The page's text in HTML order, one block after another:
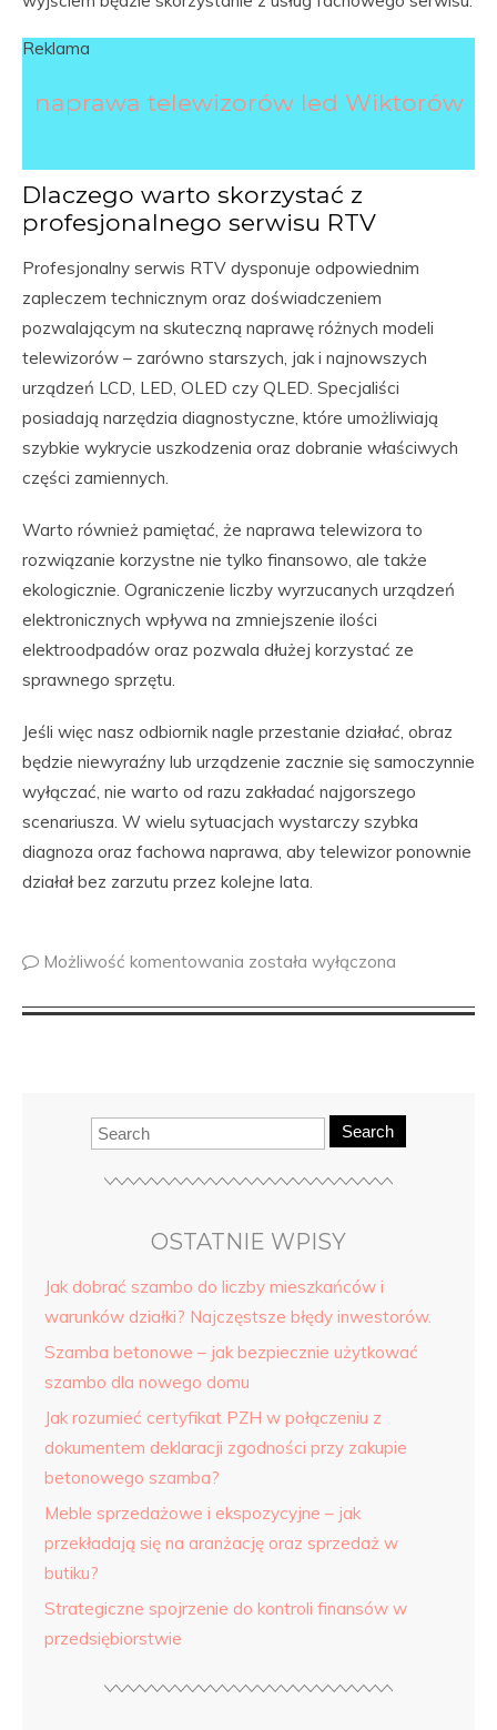
Reklama
naprawa telewizorów led Wiktorów
Dlaczego warto skorzystać z
profesjonalnego serwisu RTV
Profesjonalny serwis RTV dysponuje odpowiednim
zapleczem technicznym oraz doświadczeniem
pozwalającym na skuteczną naprawę różnych modeli
telewizorów – zarówno starszych, jak i najnowszych
urządzeń LCD, LED, OLED czy QLED. Specjaliści
posiadają narzędzia diagnostyczne, które umożliwiają
szybkie wykrycie uszkodzenia oraz dobranie właściwych
części zamiennych.
Warto również pamiętać, że naprawa telewizora to
rozwiązanie korzystne nie tylko finansowo, ale także
ekologicznie. Ograniczenie liczby wyrzucanych urządzeń
elektronicznych wpływa na zmniejszenie ilości
elektroodpadów oraz pozwala dłużej korzystać ze
sprawnego sprzętu.
Jeśli więc nasz odbiornik nagle przestanie działać, obraz
będzie niewyraźny lub urządzenie zacznie się samoczynnie
wyłączać, nie warto od razu zakładać najgorszego
scenariusza. W wielu sytuacjach wystarczy szybka
diagnoza oraz fachowa naprawa, aby telewizor ponownie
działał bez zarzutu przez kolejne lata.
Możliwość komentowania została wyłączona
Search
OSTATNIE WPISY
Jak dobrać szambo do liczby mieszkańców i
warunków działki? Najczęstsze błędy inwestorów.
Szamba betonowe – jak bezpiecznie użytkować
szambo dla nowego domu
Jak rozumieć certyfikat PZH w połączeniu z
dokumentem deklaracji zgodności przy zakupie
betonowego szamba?
Meble sprzedażowe i ekspozycyjne – jak
przekładają się na aranżację oraz sprzedaż w
butiku?
Strategiczne spojrzenie do kontroli finansów w
przedsiębiorstwie